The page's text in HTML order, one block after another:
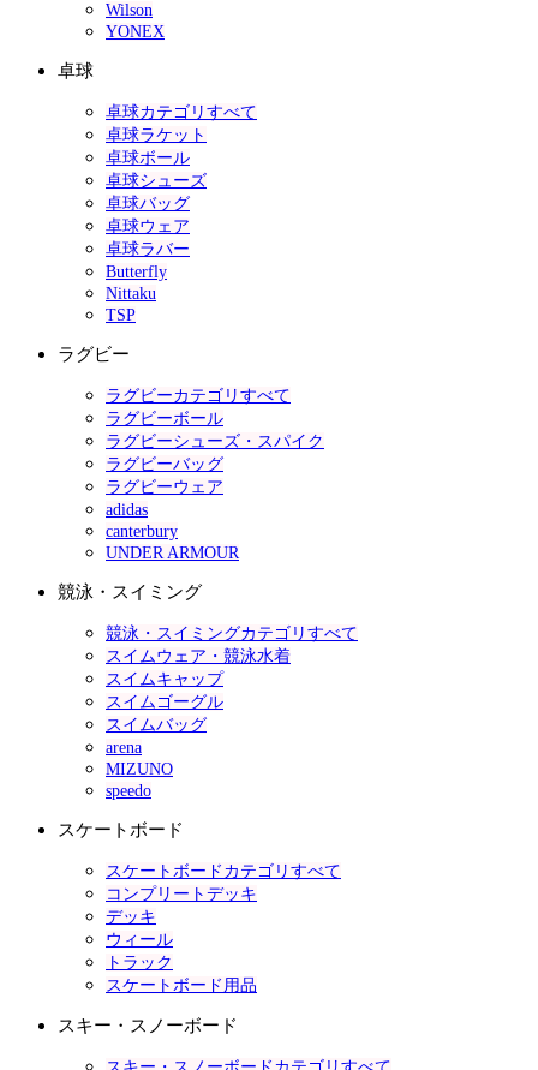
Wilson
YONEX
卓球
卓球カテゴリすべて
卓球ラケット
卓球ボール
卓球シューズ
卓球バッグ
卓球ウェア
卓球ラバー
Butterfly
Nittaku
TSP
ラグビー
ラグビーカテゴリすべて
ラグビーボール
ラグビーシューズ・スパイク
ラグビーバッグ
ラグビーウェア
adidas
canterbury
UNDER ARMOUR
競泳・スイミング
競泳・スイミングカテゴリすべて
スイムウェア・競泳水着
スイムキャップ
スイムゴーグル
スイムバッグ
arena
MIZUNO
speedo
スケートボード
スケートボードカテゴリすべて
コンプリートデッキ
デッキ
ウィール
トラック
スケートボード用品
スキー・スノーボード